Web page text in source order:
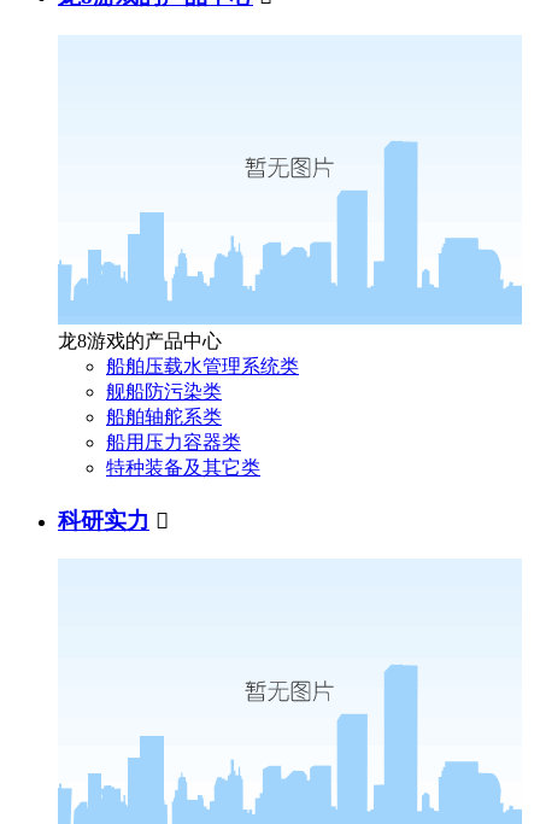
龙8游戏的产品中心
船舶压载水管理系统类
舰船防污染类
船舶轴舵系类
船用压力容器类
特种装备及其它类
科研实力 